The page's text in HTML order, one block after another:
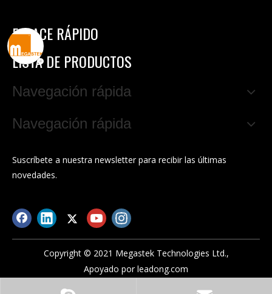
ENLACE RÁPIDO
LISTA DE PRODUCTOS
Navegación rápida
Navegación rápida
Suscríbete a nuestra newsletter para recibir las últimas
novedades.
Copyright © 2021 Megastek Technologies Ltd.,
Apoyado porleadong.com